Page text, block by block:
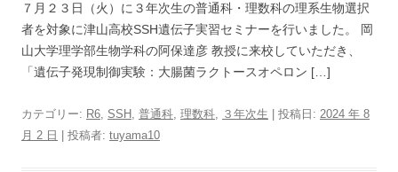
７月２３日（火）に３年次生の普通科・理数科の理系生物選択
者を対象に津山高校SSH遺伝子実習セミナーを行いました。 岡
山大学理学部生物学科の阿保達彦 教授に来校していただき、
「遺伝子発現制御実験：大腸菌ラクトースオペロン […]
カテゴリー: R6, SSH , 普通科, 理数科, ３年次生 | 投稿日: 2024 年 8
月 2 日
投稿者: tuyama10